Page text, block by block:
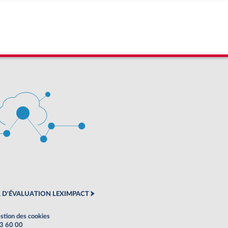
D'ÉVALUATION LEXIMPACT
des cookies
60 00